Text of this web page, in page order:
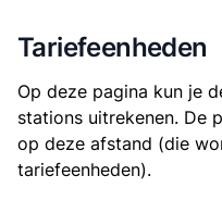
Tariefeenheden
Op deze pagina kun je
stations uitrekenen. De
op deze afstand (die
tariefeenheden).